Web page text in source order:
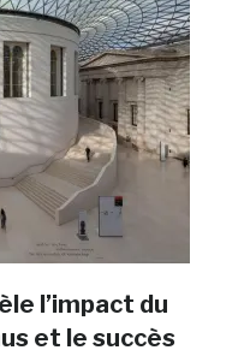
l’impact du
et le succès